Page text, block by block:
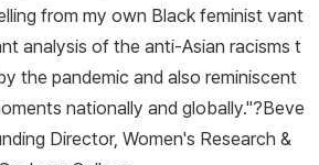
from my own Black feminist vant
analysis of the anti-Asian racisms t
the pandemic and also reminiscent
nationally and globally."?Beve
Director, Women's Research &